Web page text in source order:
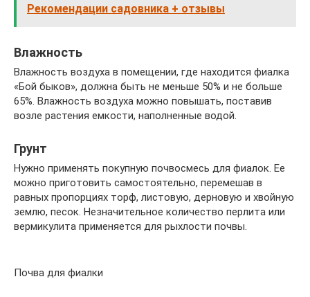
Рекомендации садовника + отзывы
Влажность
Влажность воздуха в помещении, где находится фиалка
«Бой быков», должна быть не меньше 50% и не больше
65%. Влажность воздуха можно повышать, поставив
возле растения емкости, наполненные водой.
Грунт
Нужно применять покупную почвосмесь для фиалок. Ее
можно приготовить самостоятельно, перемешав в
равных пропорциях торф, листовую, дерновую и хвойную
землю, песок. Незначительное количество перлита или
вермикулита применяется для рыхлости почвы.
Почва для фиалки